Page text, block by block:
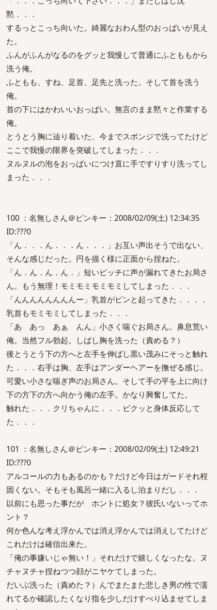
黙．．．
するっとこっち向いた。綺麗なおわん型のおっぱいが見え
た。
ふんがふんがなるのをグッと我慢して普通にふとももから
洗う俺。
ふともも、すね、足首、足先と洗った。そして首を洗う
俺。
首の下にはかわいいおっぱい。無言のまま黙々と作業する
俺。
とうとう胸に辿り着いた、今までスポンジで洗ってたけど
ここで我慢の限界を突破してしまった．．．
ヌルヌルの泡をおっぱいにつけ直に手ですりすり洗ってし
まった．．．
100 ：名無しさん＠ピンキー：2008/02/09(土) 12:34:35
ID:???0
「ん．．．ん．．．ん．．．」お互い声出そうで出ない、
そんな感じだった。円を描く様に正面から捏ねた。
「ん．ん．ん．ん．」短いピッチに声が漏れてきたお局さ
ん。もう無理！モミモミモミモミしてしまった．．．
「んんんんんんんんー」乳首がピンと起ってきた．．．．
乳首もモミモミしてしまった．．．
「あ あっ あぁ んん」小さく喘ぐお局さん。鼻息荒い
俺。当然フル勃起。しばし胸を洗った（責める？）
後とうとう下の方へと左手を伸ばし黒い茂みにそっと触れ
た．．．右手は胸、左手はアンダーヘアーを撫ぜる感じ。
可愛い小さな喘ぎ声のお局さん。そして手の平を上に向け
下の方下の方へ向かう俺の左手。かなり興奮してた。
触れた．．．クリちゃんに．．．ビクッと身体反応して
た．．．
101 ：名無しさん＠ピンキー：2008/02/09(土) 12:49:21
ID:???0
アルコールの力もあるのかも？だけど今日はガードそれ程
固くない。そもそも風呂一緒に入るし泊まりだし．．．
以前にも思った事だが ホントに処女？彼氏いないってホ
ント？
何か色んな考え浮かんでは消え浮かんでは消えしてたけど
これだけは確信出来た。
「俺の事嫌いじゃ無い！」それだけで嬉しくなったな。ヌ
チャヌチャ捏ねつつ顔がニヤケてしまった。
だいぶ洗った（責めた？）んでまたまた悲しき男の性で濡
れてるか確認したくなり指を少しだけすべり込ませてしま